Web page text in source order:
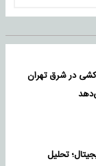
در شرق تهران
تحلیل